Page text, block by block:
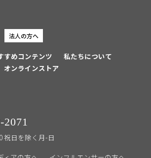
法人の方へ
すめコンテンツ
私たちについて
オンラインストア
2071
祝日を除く月-日